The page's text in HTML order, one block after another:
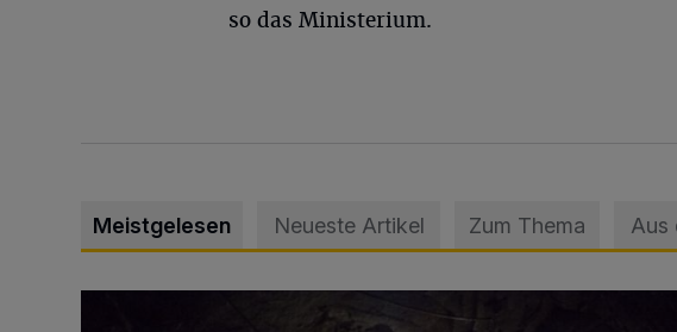
so das Ministerium.
Meistgelesen Neueste Artikel Zum Thema Aus